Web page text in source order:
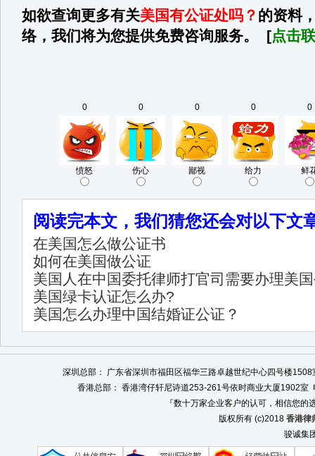
如欲查询更多有关美国有公证处吗？ 的资料
络，我们将为您提供免费咨询服务。 [点击
0
愤怒
0
伤心
0
鄙视
0
给力
0
鲜
阅读完本文，我们猜您还会对以下文
在美国怎么做公证书
如何在美国做公证
美国人在中国委托律师打官司需要办理美
美国绿卡认证怎么办?
美国怎么办理中国结婚证公证？
深圳总部： 广东省深圳市福田区福华三路卓越世纪中心四号楼
香港总部： 香港湾仔轩尼诗道253-261号依时商业大厦1902
『数十万家企业客户的认可，相信您
版权所有 (c)2018 香港律
骏诚集